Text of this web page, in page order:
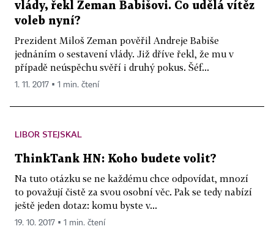
vlády, řekl Zeman Babišovi. Co udělá vítěz
voleb nyní?
Prezident Miloš Zeman pověřil Andreje Babiše
jednáním o sestavení vlády. Již dříve řekl, že mu v
případě neúspěchu svěří i druhý pokus. Šéf...
1. 11. 2017 ▪ 1 min. čtení
LIBOR STEJSKAL
ThinkTank HN: Koho budete volit?
Na tuto otázku se ne každému chce odpovídat, mnozí
to považují čistě za svou osobní věc. Pak se tedy nabízí
ještě jeden dotaz: komu byste v...
19. 10. 2017 ▪ 1 min. čtení